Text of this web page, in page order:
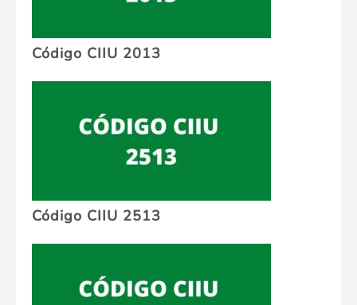
Código CIIU 2013
Código CIIU 2513